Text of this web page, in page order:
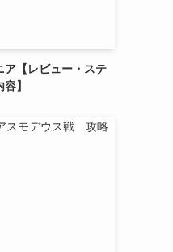
ア【レビュー・ステ
】